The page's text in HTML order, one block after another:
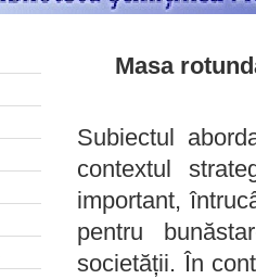
Masa
Subiectul
contextul
important,
pentru
societății. În